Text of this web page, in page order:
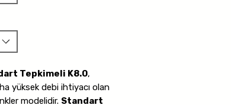
Tepkimeli K8.0,
yüksek debi ihtiyacı olan
modelidir. Standart